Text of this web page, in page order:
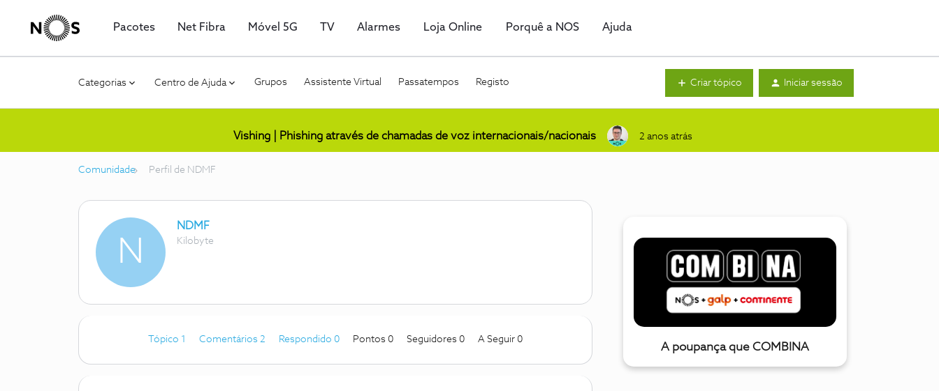
Pacotes Net Fibra Móvel 5G TV Alarmes Loja Online Porquê a NOS Ajuda
Categorias Centro de Ajuda Grupos Assistente Virtual Passatempos Registo Criar tópico Iniciar sessão
Vishing | Phishing através de chamadas de voz internacionais/nacionais 2 anos atrás
Comunidade Perfil de NDMF
N
NDMF
Kilobyte
Tópico 1 Comentários 2 Respondido 0 Pontos 0 Seguidores 0 A Seguir 0
A poupança que COMBINA